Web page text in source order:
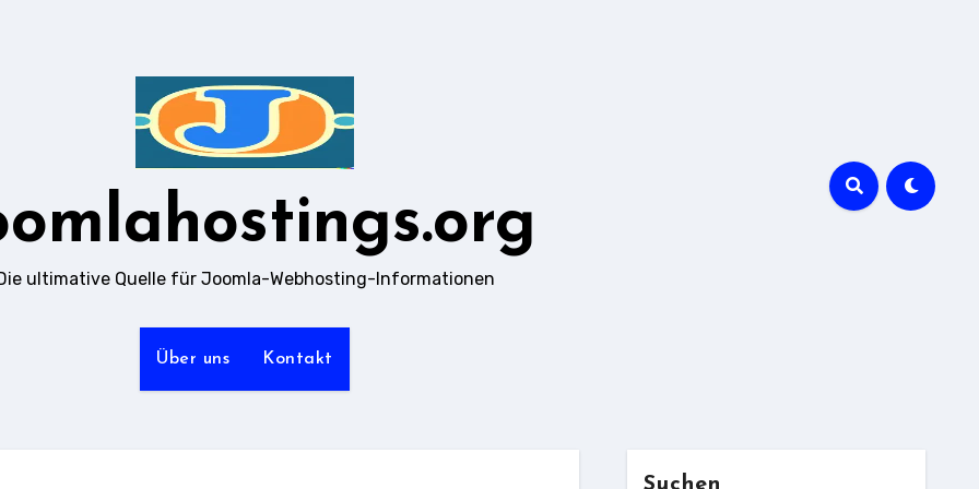
ultimative Quelle für Joomla-Webhosting-Informationen
Über uns Kontakt
Suchen